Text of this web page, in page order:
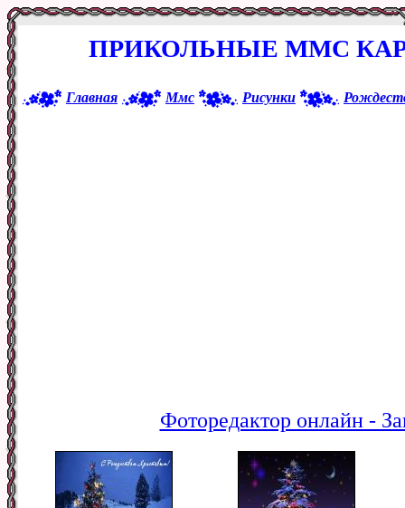
ПРИКОЛЬНЫЕ ММС
Главная Ммс Рисунки
Фоторедактор онлайн -